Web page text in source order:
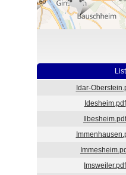
Idar-
Idesheim.pdf
Ilbesheim.pdf
Imsweiler.pdf